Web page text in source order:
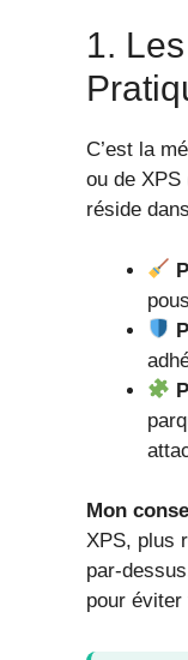
1.
C’est la
ou de
réside
Mon
XPS, plus
par-
pour éviter